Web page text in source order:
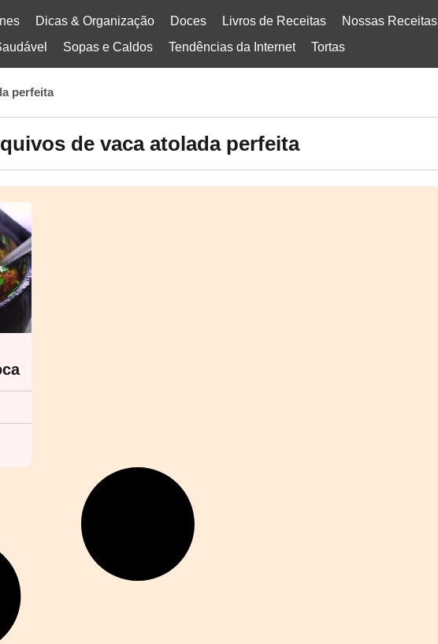
Dicas & Organização Doces Livros de Receitas Nossas Receitas
Sopas e Caldos Tendências da Internet Tortas
perfeita
de vaca atolada perfeita